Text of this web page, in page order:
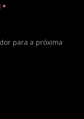
*
para a próxima